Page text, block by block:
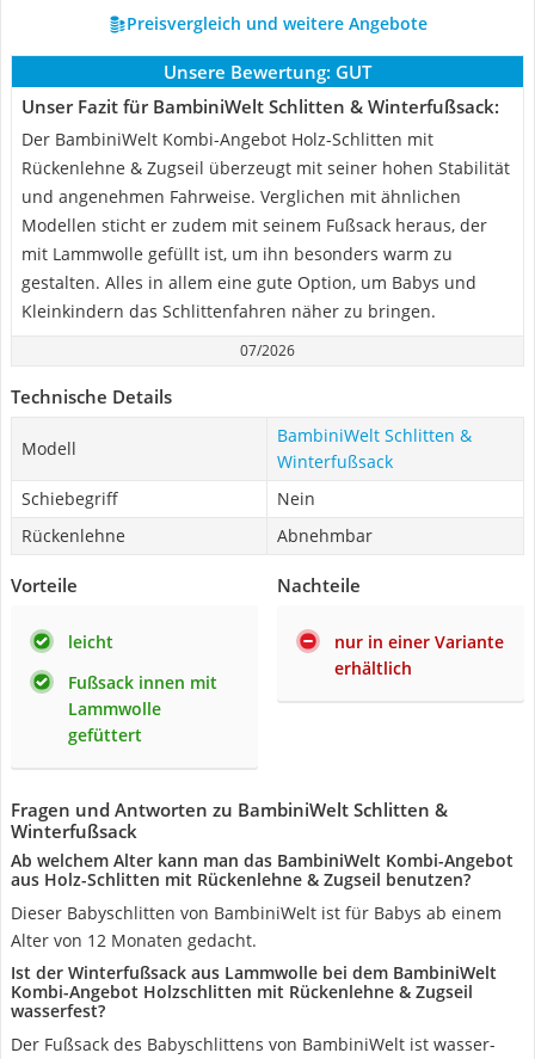
Preisvergleich und weitere Angebote
Unsere Bewertung: GUT
Unser Fazit für BambiniWelt Schlitten & Winterfußsack:
Der BambiniWelt Kombi-Angebot Holz-Schlitten mit
Rückenlehne & Zugseil überzeugt mit seiner hohen Stabilität
und angenehmen Fahrweise. Verglichen mit ähnlichen
Modellen sticht er zudem mit seinem Fußsack heraus, der
mit Lammwolle gefüllt ist, um ihn besonders warm zu
gestalten. Alles in allem eine gute Option, um Babys und
Kleinkindern das Schlittenfahren näher zu bringen.
07/2026
Technische Details
Modell
BambiniWelt Schlitten &
Winterfußsack
Schiebegriff
Nein
Rückenlehne
Abnehmbar
Vorteile
leicht
Fußsack innen mit
Lammwolle
gefüttert
Nachteile
nur in einer Variante
erhältlich
Fragen und Antworten zu BambiniWelt Schlitten &
Winterfußsack
Ab welchem Alter kann man das BambiniWelt Kombi-Angebot
aus Holz-Schlitten mit Rückenlehne & Zugseil benutzen?
Dieser Babyschlitten von BambiniWelt ist für Babys ab einem
Alter von 12 Monaten gedacht.
Ist der Winterfußsack aus Lammwolle bei dem BambiniWelt
Kombi-Angebot Holzschlitten mit Rückenlehne & Zugseil
wasserfest?
Der Fußsack des Babyschlittens von BambiniWelt ist wasser-